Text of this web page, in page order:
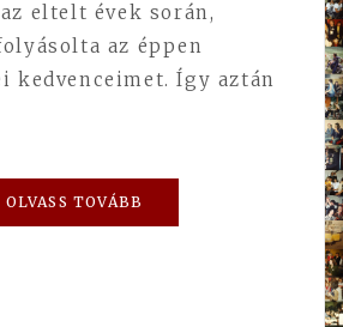
eltelt évek során,
az éppen
kedvenceimet. Így aztán
OLVASS TOVÁBB